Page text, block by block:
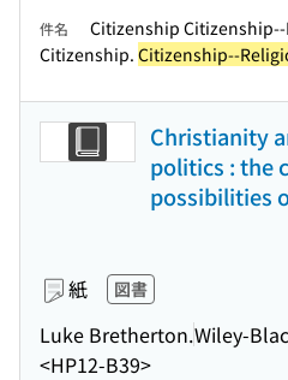
件名
Citizenship
Citizenship. Citizenship--
Christianity
politics : the
possibilities
紙 図書
Luke Bretherton.Wiley-
<HP12-B39>